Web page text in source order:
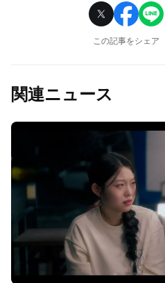
この記事をシェア
関連ニュース